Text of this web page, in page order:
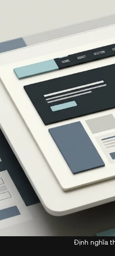
Định nghĩa
Cập
AI và
Hơn 2.000
về UX, AI,
website hiệu
Đăng ký